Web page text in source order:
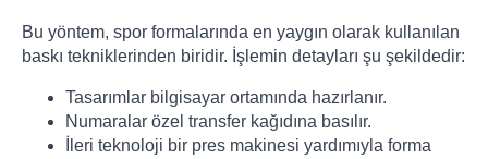
Bu yöntem, spor formalarında en yaygın olarak kullanılan
baskı tekniklerinden biridir. İşlemin detayları şu şekildedir:
Tasarımlar bilgisayar ortamında hazırlanır.
Numaralar özel transfer kağıdına basılır.
İleri teknoloji bir pres makinesi yardımıyla forma